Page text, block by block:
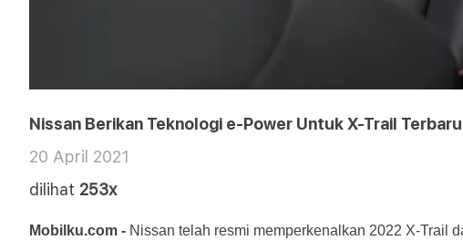
Nissan Berikan Teknologi e-Power Untuk X-Trail
20 April 2021
dilihat 253x
Mobilku.com - Nissan telah resmi memperkenalkan 2022 X-Trail